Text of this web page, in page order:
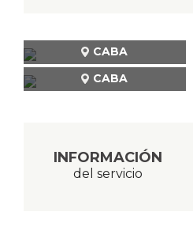
CABA
CABA
INFORMACIÓN
del servicio